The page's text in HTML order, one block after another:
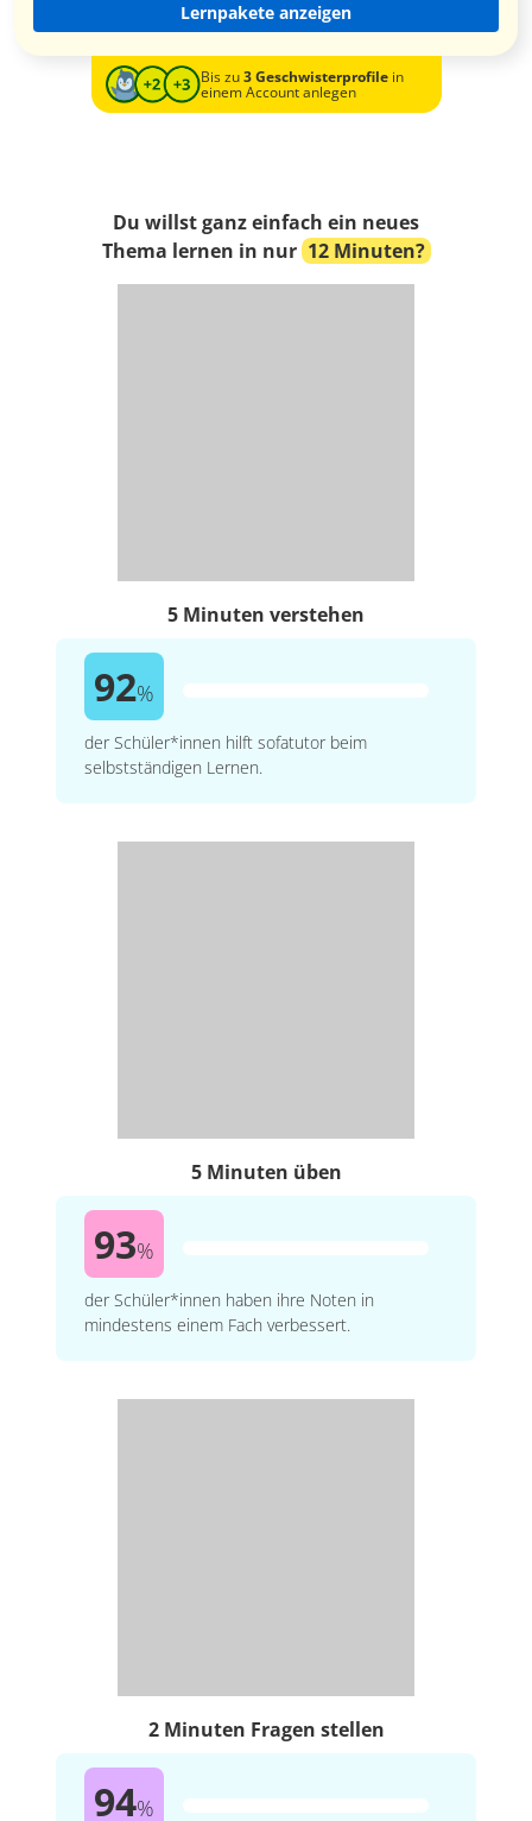
Lernpakete anzeigen
Bis zu3 Geschwisterprofilein
einem Account anlegen
Du willst ganz einfach ein neues
Thema lernen in nur 12 Minuten?
5 Minuten verstehen
92%
der Schüler*innen hilft sofatutor beim
selbstständigen Lernen.
5 Minuten üben
93%
der Schüler*innen haben ihre Noten in
mindestens einem Fach verbessert.
2 Minuten Fragen stellen
94%